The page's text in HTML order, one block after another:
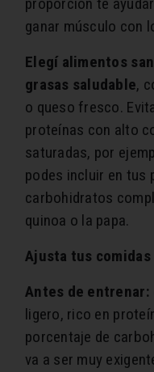
proporción te
ganar músculo con
Elegí alimentos
grasas saludable,
o queso fresco.
proteínas con alto
saturadas, por
podes incluir en tus
carbohidratos
quinoa o la papa.
Ajusta tus
Antes de entrenar:
ligero, rico en
porcentaje de
va a ser muy